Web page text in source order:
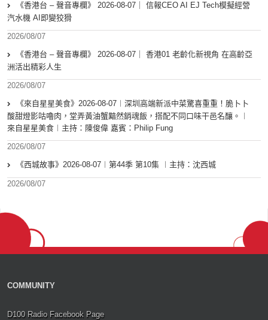
《香港台 – 聲音專欄》 2026-08-07｜ 信報CEO AI EJ Tech模擬經營
汽水機 AI即變狡猾
2026/08/07
《香港台 – 聲音專欄》 2026-08-07｜ 香港01 老齡化新視角 在高齡亞
洲活出精彩人生
2026/08/07
《來自星星美食》2026-08-07︱深圳高端新派中菜驚喜重重！脆卜卜
酸甜燈影咕嚕肉，堂弄黃油蟹黯然銷魂飯，搭配不同口味干邑名釀。︱
來自星星美食︱主持：陳俊偉 嘉賓：Philip Fung
2026/08/07
《西城故事》2026-08-07︱第44季 第10集 ︱主持：沈西城
2026/08/07
COMMUNITY
D100 Radio Facebook Page